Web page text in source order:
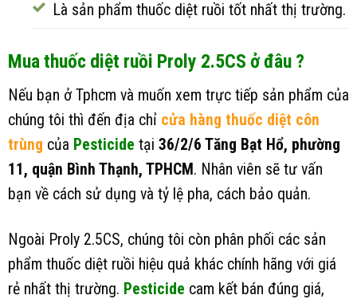
Là sản phẩm thuốc diệt ruồi tốt nhất thị trường.
Mua thuốc diệt ruồi Proly 2.5CS ở đâu ?
Nếu bạn ở Tphcm và muốn xem trực tiếp sản phẩm của
chúng tôi thì đến địa chỉ cửa hàng thuốc diệt côn
trùng của Pesticide tại 36/2/6 Tăng Bạt Hổ, phường
11 , quận Bình Thạnh, TPHCM . Nhân viên sẽ tư vấn
bạn về cách sử dụng và tỷ lệ pha, cách bảo quản.
Ngoài Proly 2.5CS, chúng tôi còn phân phối các sản
phẩm thuốc diệt ruồi hiệu quả khác chính hãng với giá
rẻ nhất thị trường. Pesticide cam kết bán đúng giá,